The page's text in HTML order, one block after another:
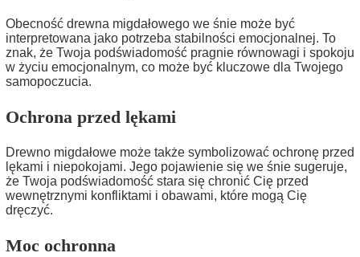
Obecność drewna migdałowego we śnie może być
interpretowana jako potrzeba stabilności emocjonalnej. To
znak, że Twoja podświadomość pragnie równowagi i spokoju
w życiu emocjonalnym, co może być kluczowe dla Twojego
samopoczucia.
Ochrona przed lękami
Drewno migdałowe może także symbolizować ochronę przed
lękami i niepokojami. Jego pojawienie się we śnie sugeruje,
że Twoja podświadomość stara się chronić Cię przed
wewnętrznymi konfliktami i obawami, które mogą Cię
dręczyć.
Moc ochronna